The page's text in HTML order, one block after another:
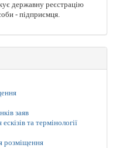
державну реєстрацію
- підприємця.
заяв
та термінології
розміщення